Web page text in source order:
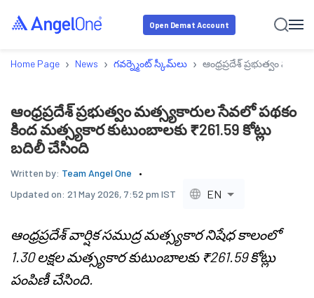
Open Demat Account
Home Page › News › గవర్న్మెంట్ స్కీమ్‌లు › ఆంధ్రప్రదేశ్ ప్రభుత్వం
ఆంధ్రప్రదేశ్ ప్రభుత్వం మత్స్యకారుల సేవలో పథకం
కింద మత్స్యకార కుటుంబాలకు ₹261.59 కోట్లు
బదిలీ చేసింది
Written by: Team Angel One
Updated on: 21 May 2026, 7:52 pm IST EN
ఆంధ్రప్రదేశ్ వార్షిక సముద్ర మత్స్యకార నిషేధ కాలంలో
1.30 లక్షల మత్స్యకార కుటుంబాలకు ₹261.59 కోట్లు
పంపిణీ చేసింది.